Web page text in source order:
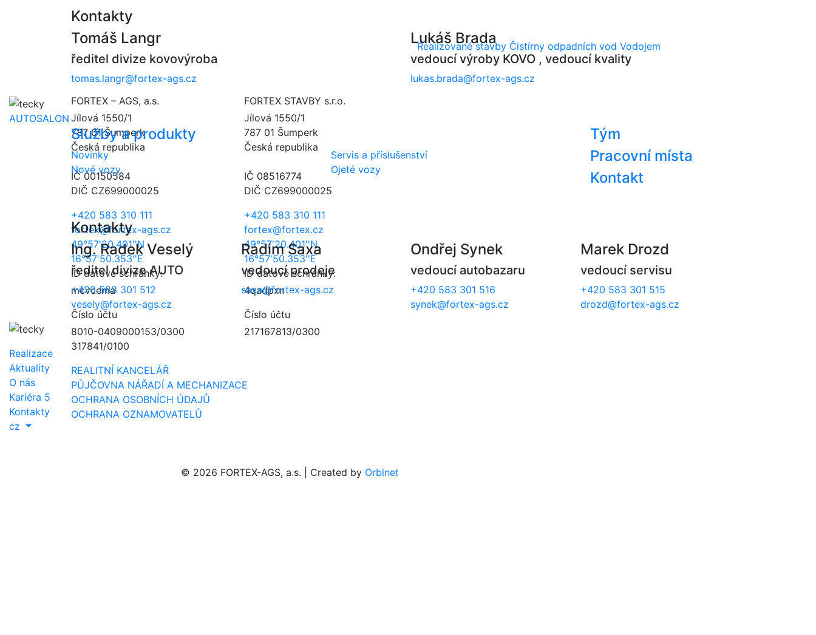
Kontakty
Tomáš Langr
ředitel divize kovovýroba
tomas.langr@fortex-ags.cz
Lukáš Brada
vedoucí výroby KOVO , vedoucí kvality
lukas.brada@fortex-ags.cz
AUTOSALON
Služby a produkty
Novinky
Nové vozy
Servis a příslušenství
Ojeté vozy
Tým
Pracovní místa
Kontakt
Kontakty
Ing. Radek Veselý
ředitel divize AUTO
+420 583 301 512
vesely@fortex-ags.cz
Radim Saxa
vedoucí prodeje
saxa@fortex-ags.cz
Ondřej Synek
vedoucí autobazaru
+420 583 301 516
synek@fortex-ags.cz
Marek Drozd
vedoucí servisu
+420 583 301 515
drozd@fortex-ags.cz
Realizace
Aktuality
O nás
Kariéra 5
Kontakty
cz
FORTEX – AGS, a.s.
Jílová 1550/1
787 01 Šumperk
Česká republika
IČ 00150584
DIČ CZ699000025
+420 583 310 111
fortex@fortex-ags.cz
49°57'20.401''N
16°57'50.353''E
ID datové schránky:
mcvcema
Číslo účtu
8010-0409000153/0300
317841/0100
FORTEX STAVBY s.r.o.
Jílová 1550/1
787 01 Šumperk
Česká republika
IČ 08516774
DIČ CZ699000025
+420 583 310 111
fortex@fortex.cz
49°57'20.401''N
16°57'50.353''E
ID datové schránky:
4qadpxn
Číslo účtu
217167813/0300
REALITNÍ KANCELÁŘ
PŮJČOVNA NÁŘADÍ A MECHANIZACE
OCHRANA OSOBNÍCH ÚDAJŮ
OCHRANA OZNAMOVATELŮ
Realizované stavby Čistírny odpadních vod Vodojem
© 2026 FORTEX-AGS, a.s. | Created by Orbinet